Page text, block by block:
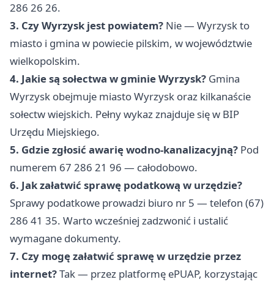
286 26 26.
3. Czy Wyrzysk jest powiatem? Nie — Wyrzysk to
miasto i gmina w powiecie pilskim, w województwie
wielkopolskim.
4. Jakie są sołectwa w gminie Wyrzysk? Gmina
Wyrzysk obejmuje miasto Wyrzysk oraz kilkanaście
sołectw wiejskich. Pełny wykaz znajduje się w BIP
Urzędu Miejskiego.
5. Gdzie zgłosić awarię wodno-kanalizacyjną? Pod
numerem 67 286 21 96 — całodobowo.
6. Jak załatwić sprawę podatkową w urzędzie?
Sprawy podatkowe prowadzi biuro nr 5 — telefon (67)
286 41 35. Warto wcześniej zadzwonić i ustalić
wymagane dokumenty.
7. Czy mogę załatwić sprawę w urzędzie przez
internet?Tak — przez platformę ePUAP, korzystając